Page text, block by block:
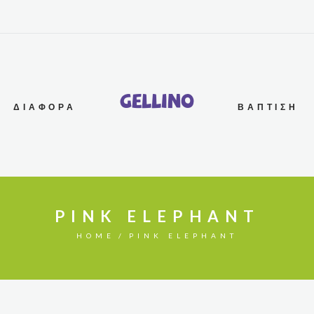
ΔΙΆΦΟΡΑ ΒΆΠΤΙΣΗ
Gellino
PINK ELEPHANT
HOME PINK ELEPHANT